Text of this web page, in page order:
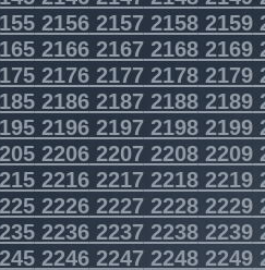
2156215721582159
2166216721682169
2176217721782179
2186218721882189
2196219721982199
2206220722082209
2216221722182219
2226222722282229
2236223722382239
2246224722482249